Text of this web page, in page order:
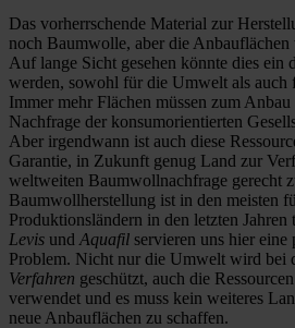
Das vorherrschende Material zur
noch Baumwolle, aber die
Auf lange Sicht gesehen könnte dies ein
werden, sowohl für die Umwelt als auch
Immer mehr Flächen müssen zum
Nachfrage der konsumorientierten
Aber irgendwann ist auch diese
Garantie, in Zukunft genug Land zur
weltweiten Baumwollnachfrage gerecht
Baumwollherstellung ist in den meisten
Produktionsländern in den letzten Jahren
Levis und Aquafil servieren uns hier
Problem. Nicht nur die Umwelt wird bei
Verfahren geschützt, auch die
verwendet und es muss kein weiteres
neue Anbauflächen zu schaffen.